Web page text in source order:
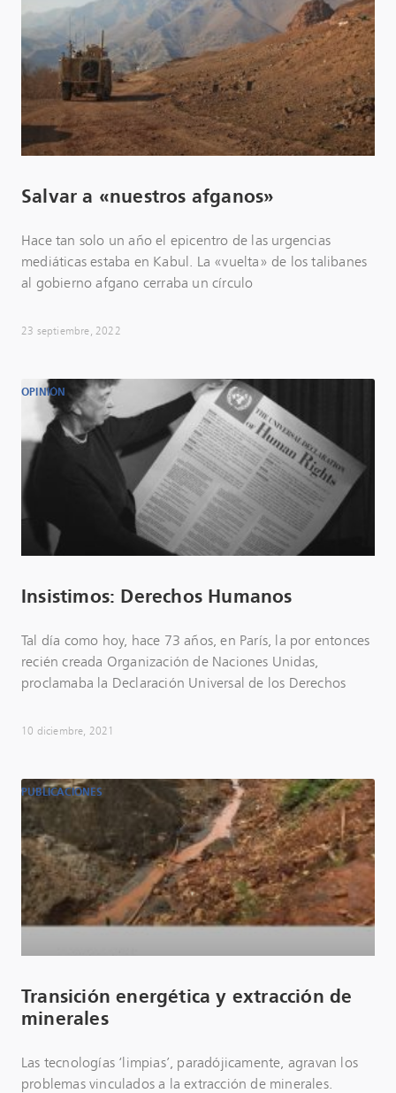
Salvar a «nuestros afganos»
Hace tan solo un año el epicentro de las urgencias
mediáticas estaba en Kabul. La «vuelta» de los talibanes
al gobierno afgano cerraba un círculo
23 septiembre, 2022
OPINIÓN
Insistimos: Derechos Humanos
Tal día como hoy, hace 73 años, en París, la por entonces
recién creada Organización de Naciones Unidas,
proclamaba la Declaración Universal de los Derechos
10 diciembre, 2021
PUBLICACIONES
Transición energética y extracción de
minerales
Las tecnologías ‘limpias’, paradójicamente, agravan los
problemas vinculados a la extracción de minerales.